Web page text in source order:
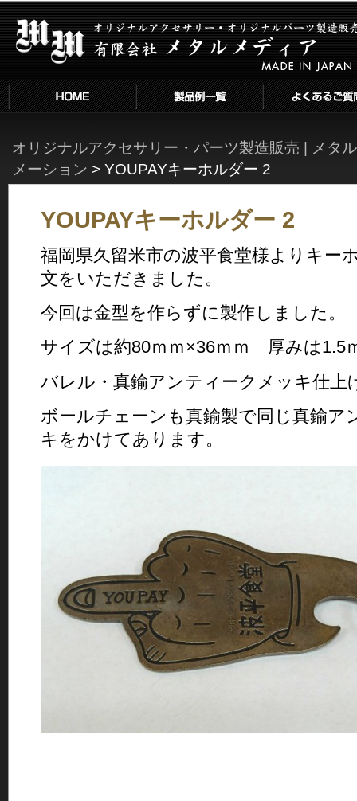
YOUPAYキーホルダー 2 | オリジナ
ルアクセサリー・パーツ製造販売 |
メタルメディア
HOME こだわり・技術 よくあるご質問と例
オリジナルアクセサリー・パーツ製造販売 | メタ
メーション > YOUPAYキーホルダー 2
YOUPAYキーホルダー 2
福岡県久留米市の波平食堂様よりキー
文をいただきました。
今回は金型を作らずに製作しました。
サイズは約80ｍｍ×36ｍｍ 厚みは1.5
バレル・真鍮アンティークメッキ仕上
ボールチェーンも真鍮製で同じ真鍮ア
キをかけてあります。